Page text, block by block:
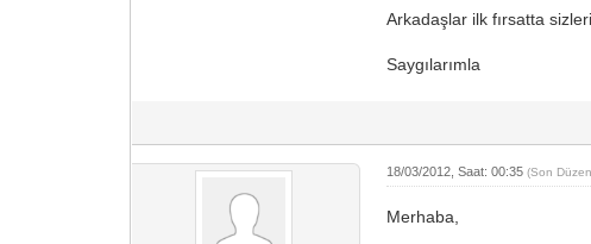
Arkadaşlar ilk fırsatta
Saygılarımla
18/03/2012, Saat: 00:35(Son
Merhaba,